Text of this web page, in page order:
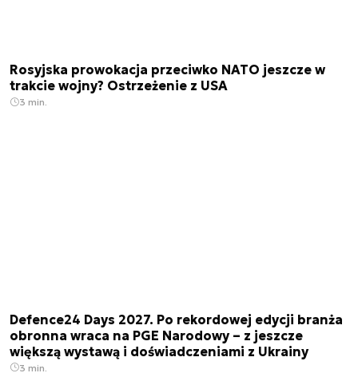
Rosyjska prowokacja przeciwko NATO jeszcze w
trakcie wojny? Ostrzeżenie z USA
3 min.
Defence24 Days 2027. Po rekordowej edycji branża
obronna wraca na PGE Narodowy – z jeszcze
większą wystawą i doświadczeniami z Ukrainy
3 min.